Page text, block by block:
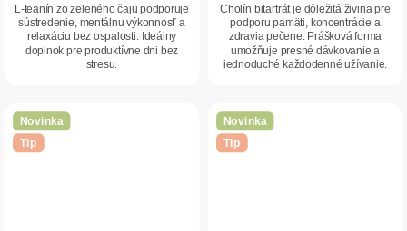
L-teanín zo zeleného čaju podporuje
sústredenie, mentálnu výkonnosť a
relaxáciu bez ospalosti. Ideálny
doplnok pre produktívne dni bez
stresu.
Cholín bitartrát je dôležitá živina pre
podporu pamäti, koncentrácie a
zdravia pečene. Prášková forma
umožňuje presné dávkovanie a
jednoduché každodenné užívanie.
Novinka
Tip
Novinka
Tip